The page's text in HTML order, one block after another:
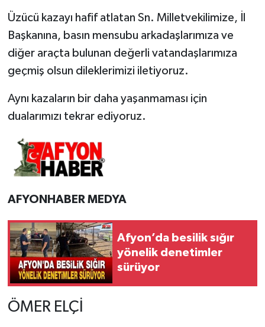
Üzücü kazayı hafif atlatan Sn. Milletvekilimize, İl
Başkanına, basın mensubu arkadaşlarımıza ve
diğer araçta bulunan değerli vatandaşlarımıza
geçmiş olsun dileklerimizi iletiyoruz.
Aynı kazaların bir daha yaşanmaması için
dualarımızı tekrar ediyoruz.
AFYONHABER MEDYA
Afyon’da besilik sığır
yönelik denetimler
sürüyor
ÖMER ELÇİ